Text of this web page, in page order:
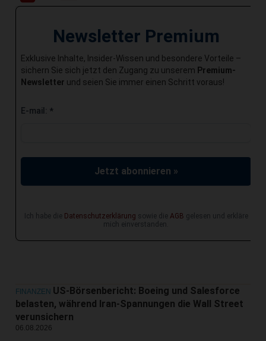
Newsletter Premium
Exklusive Inhalte, Insider-Wissen und besondere Vorteile –
sichern Sie sich jetzt den Zugang zu unserem Premium-
Newsletter und seien Sie immer einen Schritt voraus!
E-mail: *
Jetzt abonnieren »
Ich habe die Datenschutzerklärung sowie die AGB gelesen und erkläre
mich einverstanden.
FINANZEN US-Börsenbericht: Boeing und Salesforce
belasten, während Iran-Spannungen die Wall Street
verunsichern
06.08.2026